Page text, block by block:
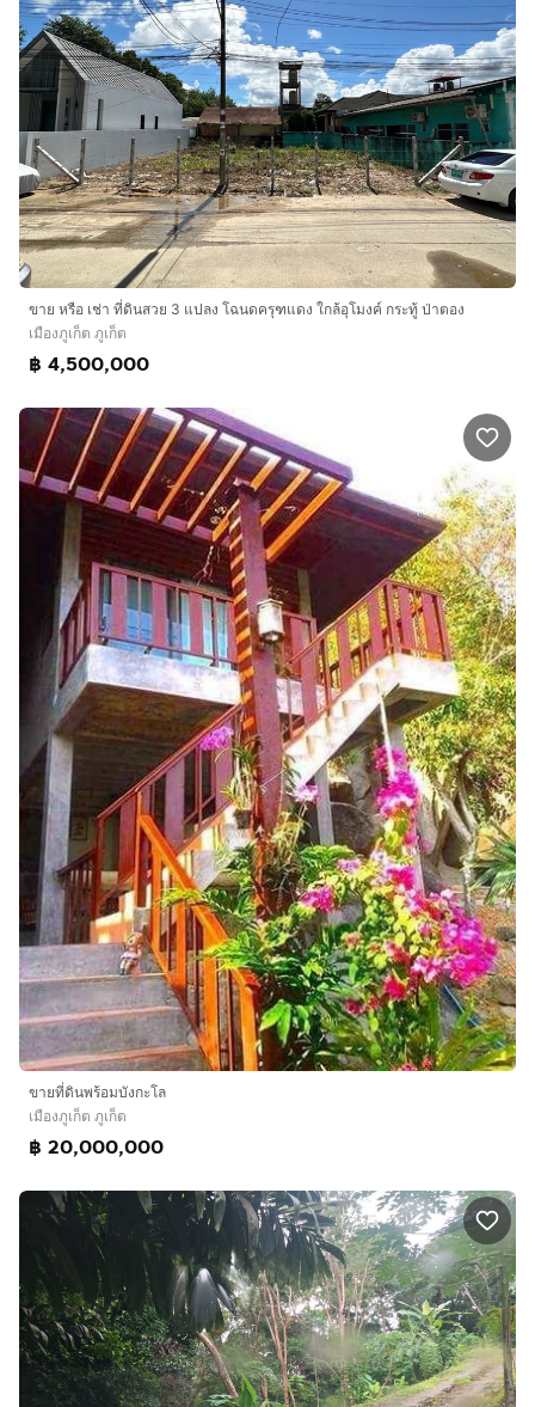
ขาย หรือ เช่า ที่ดินสวย 3 แปลง โฉนดครุฑแดง ใกล้อุโมงค์ กระทู้ ป่าตอง
เมืองภูเก็ต ภูเก็ต
฿ 4,500,000
ขายที่ดินพร้อมบังกะโล
เมืองภูเก็ต ภูเก็ต
฿ 20,000,000